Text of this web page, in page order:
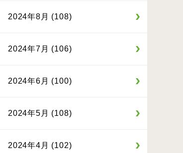
2024年8月 (108)
2024年7月 (106)
2024年6月 (100)
2024年5月 (108)
2024年4月 (102)